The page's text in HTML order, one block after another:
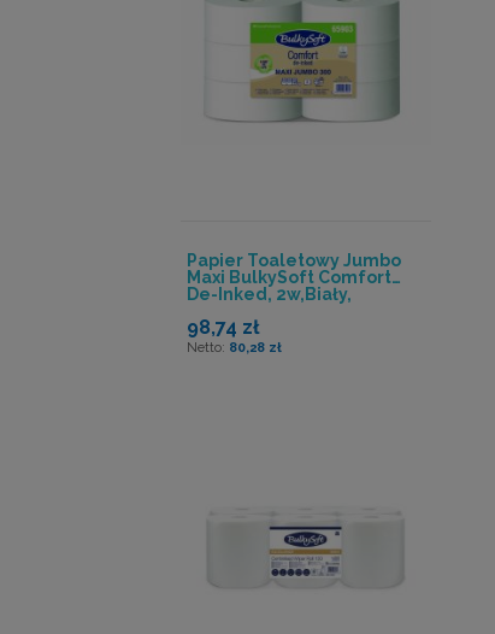
Papier Toaletowy Jumbo
Maxi BulkySoft Comfort
De-Inked, 2w,biały,
Recyklingu,300m, 6 Rolek
98,74 zł
80,28 zł